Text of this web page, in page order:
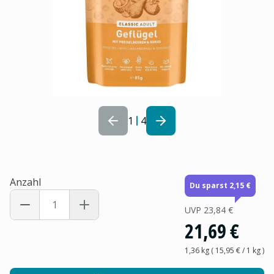
1 4
Anzahl Du sparst 2,15 €
UVP 23,84 €
21,69 €
1,36 kg( 15,95 €/ 1 kg)